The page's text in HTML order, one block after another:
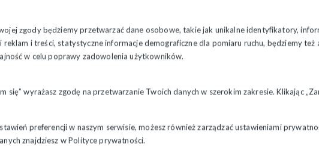
zgody będziemy przetwarzać dane osobowe, takie jak unikalne identyfikatory,
reklam i treści, statystyczne informacje demograficzne dla pomiaru ruchu, będziemy
w celu poprawy zadowolenia użytkowników.
się” wyrażasz zgodę na przetwarzanie Twoich danych w szerokim zakresie. Klikając
preferencji w naszym serwisie, możesz również zarządzać ustawieniami
znajdziesz wPolityce prywatności.
bł.
na
ZR